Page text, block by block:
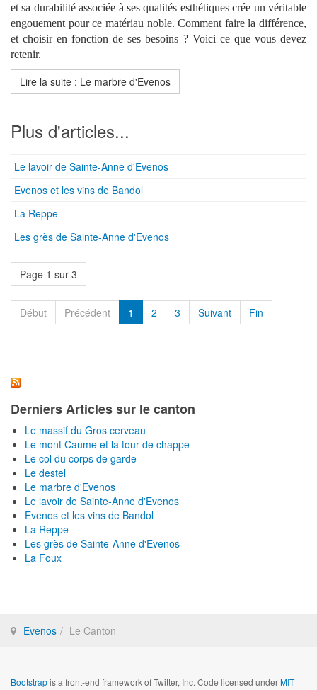
et sa durabilité associée à ses qualités esthétiques crée un véritable
engouement pour ce matériau noble. Comment faire la différence,
et choisir en fonction de ses besoins ? Voici ce que vous devez
retenir.
Lire la suite : Le marbre d'Evenos
Plus d'articles...
Le lavoir de Sainte-Anne d'Evenos
Evenos et les vins de Bandol
La Reppe
Les grès de Sainte-Anne d'Evenos
Page 1 sur 3
Début Précédent 1 2 3 Suivant Fin
Derniers Articles sur le canton
Le massif du Gros cerveau
Le mont Caume et la tour de chappe
Le col du corps de garde
Le destel
Le marbre d'Evenos
Le lavoir de Sainte-Anne d'Evenos
Evenos et les vins de Bandol
La Reppe
Les grès de Sainte-Anne d'Evenos
La Foux
Evenos Le Canton
Bootstrapis a front-end framework of Twitter, Inc. Code licensed underMIT